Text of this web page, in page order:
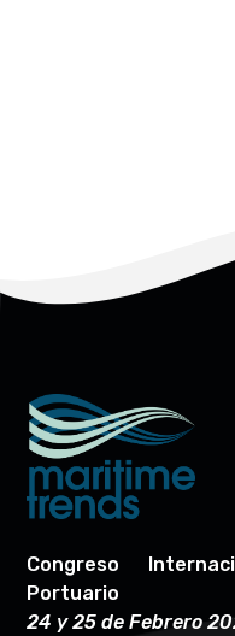
Congreso
Portuario
24 y 25 de Febrero